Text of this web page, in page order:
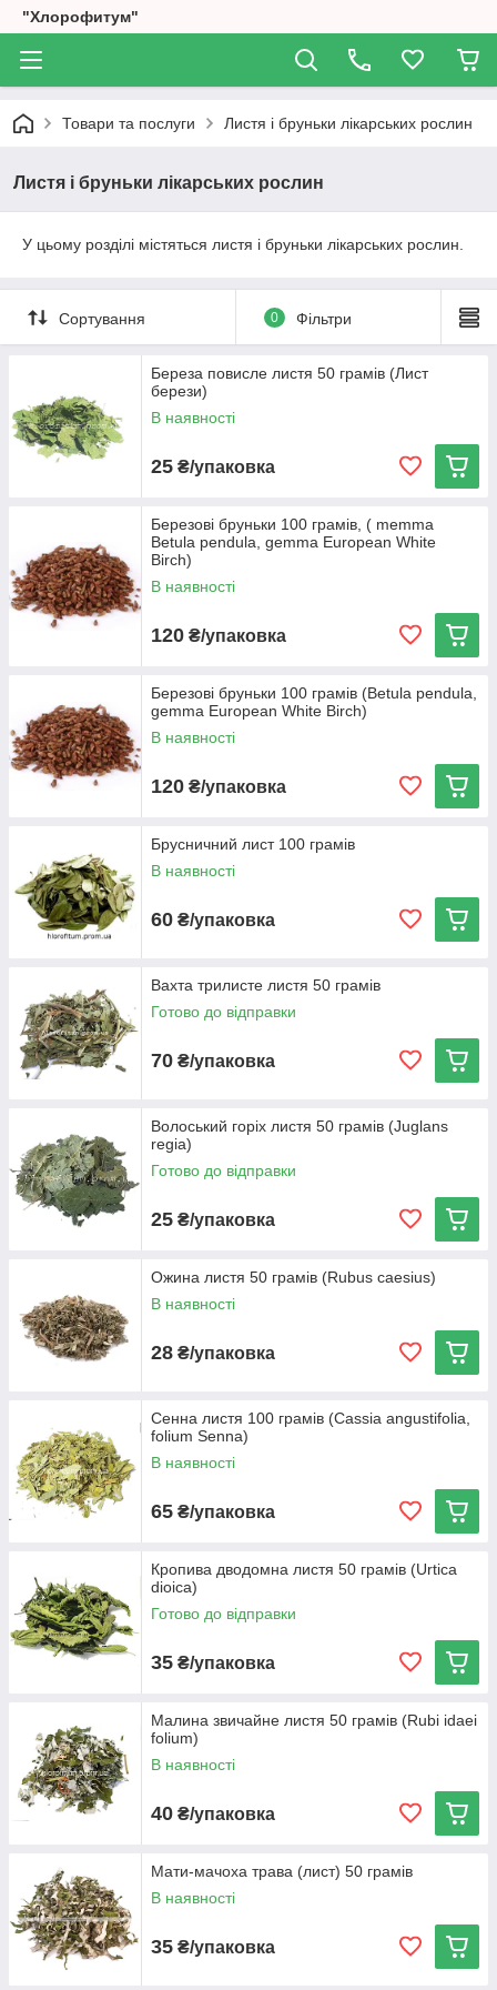
"Хлорофитум"
Товари та послуги Листя і бруньки лікарських рослин
Листя і бруньки лікарських рослин
У цьому розділі містяться листя і бруньки лікарських рослин.
Сортування 0 Фільтри
Береза повисле листя 50 грамів (Лист
берези)
В наявності
25 ₴/упаковка
Березові бруньки 100 грамів, ( memma
Betula pendula, gemma European White
Birch)
В наявності
120 ₴/упаковка
Березові бруньки 100 грамів (Betula pendula,
gemma European White Birch)
В наявності
120 ₴/упаковка
Брусничний лист 100 грамів
В наявності
60 ₴/упаковка
Вахта трилисте листя 50 грамів
Готово до відправки
70 ₴/упаковка
Волоський горіх листя 50 грамів (Juglans
regia)
Готово до відправки
25 ₴/упаковка
Ожина листя 50 грамів (Rubus caesius)
В наявності
28 ₴/упаковка
Сенна листя 100 грамів (Cassia angustifolia,
folium Senna)
В наявності
65 ₴/упаковка
Кропива дводомна листя 50 грамів (Urtica
dioica)
Готово до відправки
35 ₴/упаковка
Малина звичайне листя 50 грамів (Rubi idaei
folium)
В наявності
40 ₴/упаковка
Мати-мачоха трава (лист) 50 грамів
В наявності
35 ₴/упаковка